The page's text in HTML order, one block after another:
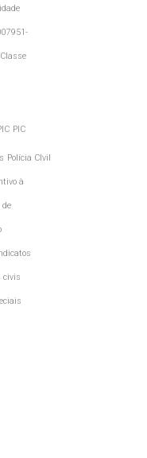
PIC
Polícia CIvil
à
de
civis